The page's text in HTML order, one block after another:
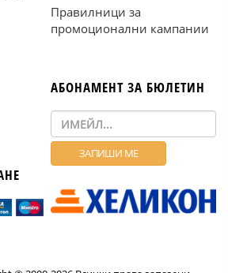
Правилници за
промоционални кампании
АБОНАМЕНТ ЗА БЮЛЕТИН